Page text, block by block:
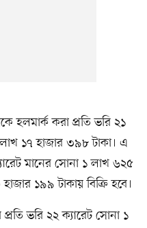
হলমার্ক করা প্রতি ভরি ২১
১৭ হাজার ৩৯৮ টাকা। এ
মানের সোনা ১ লাখ ৬২৫
১৯৯ টাকায় বিক্রি হবে।
ভরি ২২ ক্যারেট সোনা ১